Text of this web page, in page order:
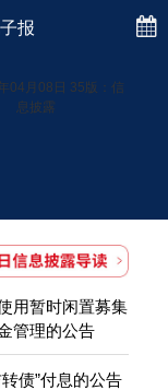
报
用暂时闲置募集
管理的公告
债”付息的公告